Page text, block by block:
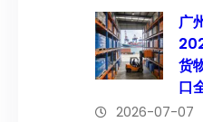
广
货
口
2026-07-07